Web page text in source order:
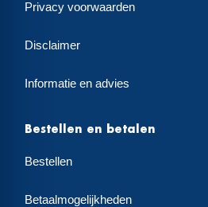
Privacy voorwaarden
Disclaimer
Informatie en advies
Bestellen en betalen
Bestellen
Betaalmogelijkheden